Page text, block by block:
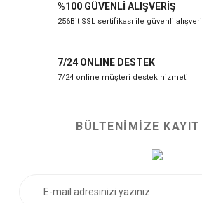
%100 GÜVENLİ ALIŞVERİŞ
256Bit SSL sertifikası ile güvenli
7/24 ONLINE DESTEK
7/24 online müşteri destek hizmeti
BÜLTENİMİZE